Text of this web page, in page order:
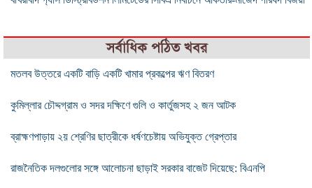
সর্বাধিক পঠিত খবর
মতলব উত্তরে একটি বাড়ি একটি খামার প্রকল্পের ঋণ বিতরণ
কুমিল্লার চৌদ্দগ্রাম ও সদর দক্ষিণে গুলি ও কার্তুজসহ ২ জন আটক
ব্রাহ্মণপাড়ায় ২য় শ্রেণির ছাত্রীকে ধর্ষণচেষ্টায় অভিযুক্ত গ্রেপ্তার
রাজনৈতিক দলগুলোর সঙ্গে আলোচনা ছাড়াই সরকার বাজেট দিয়েছে: বিএনপি